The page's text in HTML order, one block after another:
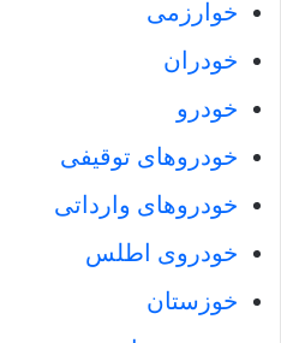
خوارزمی
خودران
خودرو
خودروهای توقیفی
خودروهای وارداتی
خودروی اطلس
خوزستان